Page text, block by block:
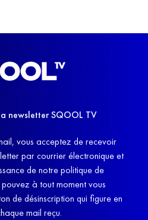
newsletter SQOOL TV
vous acceptez de recevoir
par courrier électronique et
de notre politique de
à tout moment vous
de désinscription qui figure en
mail reçu.